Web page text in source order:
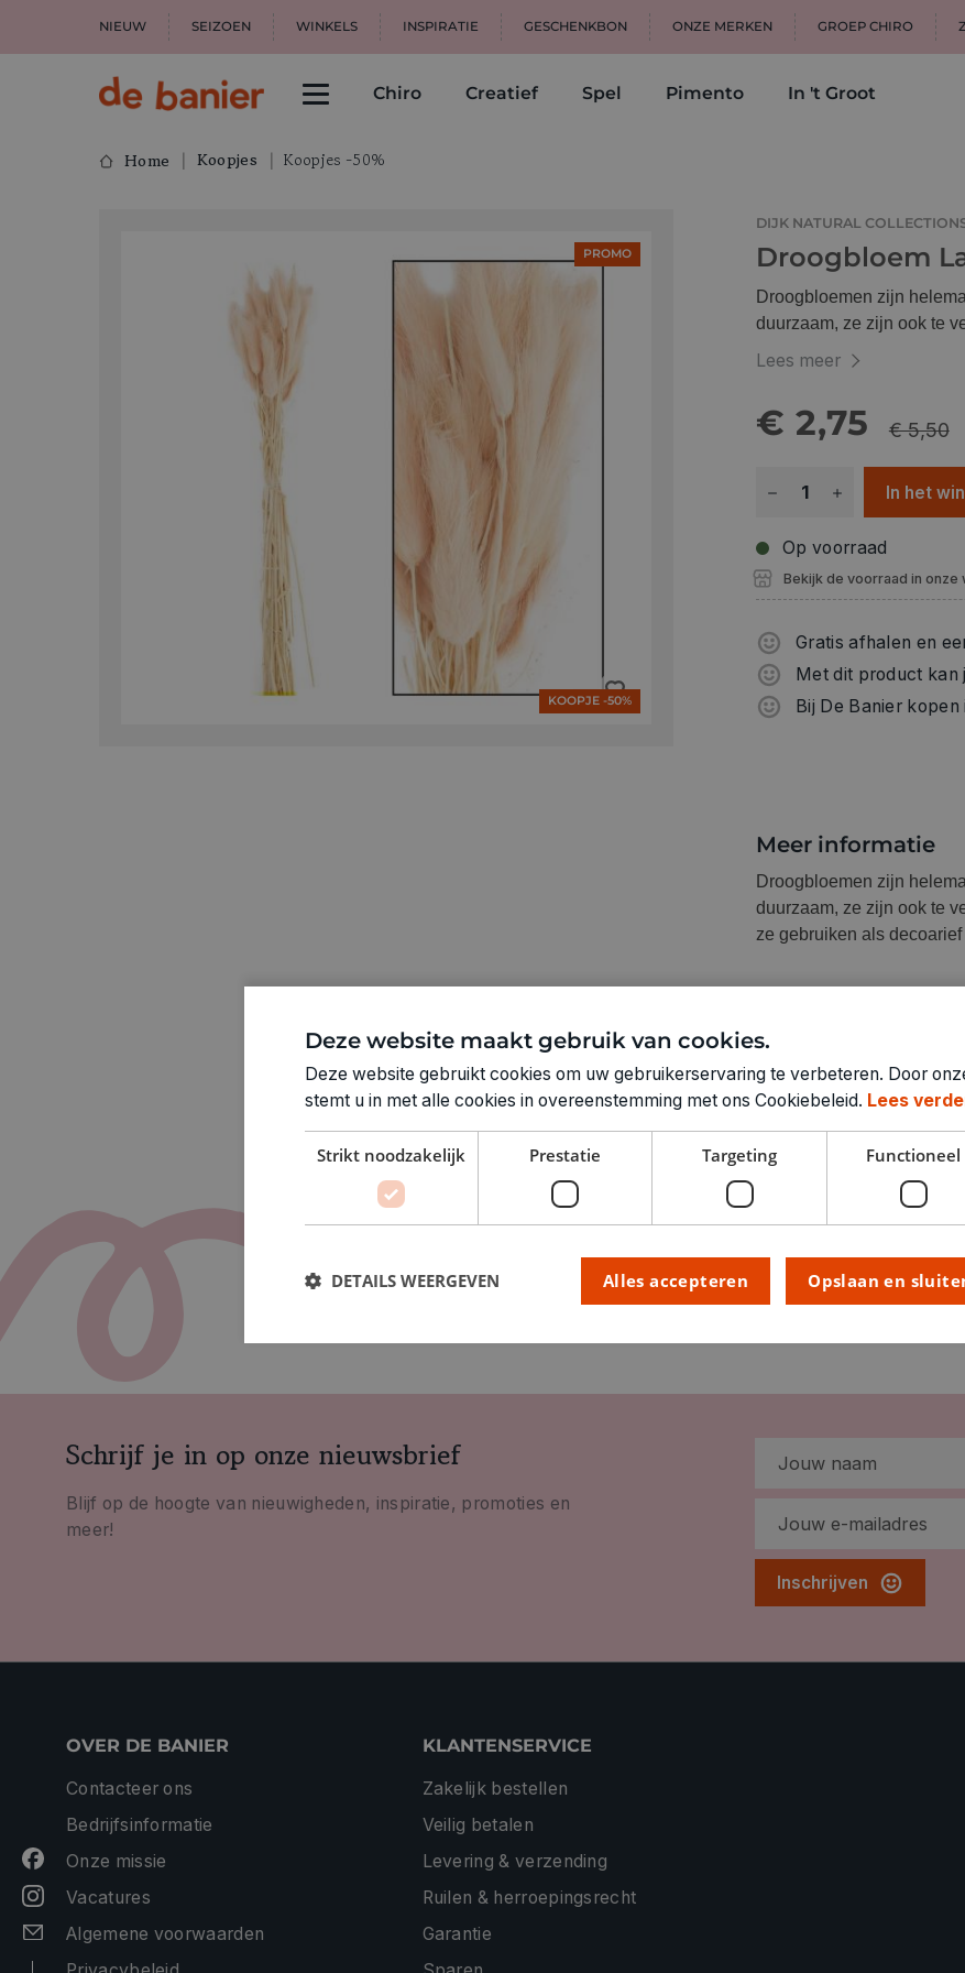
NIEUW SEIZOEN WINKELS INSPIRATIE GESCHENKBON ONZE MERKEN GROEP CHIRO
Chiro Creatief Spel Pimento In 't Groot
Home Koopjes Koopjes -50%
PROMO
KOOPJE -50%
DIJK NATURAL
Droogbloem
Droogbloemen zijn
duurzaam, ze zijn ook te
ze gebruiken als
Lees meer
€ 2,75 € 5,50
In het
Op voorraad
Bekijk de voorraad in onze
Gratis afhalen en
Met dit product kan
Bij De Banier kopen
Meer informatie
Droogbloemen zijn
duurzaam, ze zijn ook te
ze gebruiken als
Technische
ARTIKELNUMMER
Schrijf je in op onze nieuwsbrief
Blijf op de hoogte van nieuwigheden, inspiratie, promoties en
meer!
Inschrijven
OVER DE BANIER
Contacteer ons
Bedrijfsinformatie
Onze missie
Vacatures
Algemene voorwaarden
KLANTENSERVICE
Zakelijk bestellen
Veilig betalen
Levering & verzending
Ruilen & herroepingsrecht
Garantie
Deze website maakt gebruik van cookies.
Deze website gebruikt cookies om uw gebruikerservaring te verbeteren. Door
stemt u in met alle cookies in overeenstemming met ons Cookiebeleid. Lees
Strikt noodzakelijk Prestatie Targeting Functioneel
Opslaan en
Alles accepteren
DETAILS WEERGEVEN